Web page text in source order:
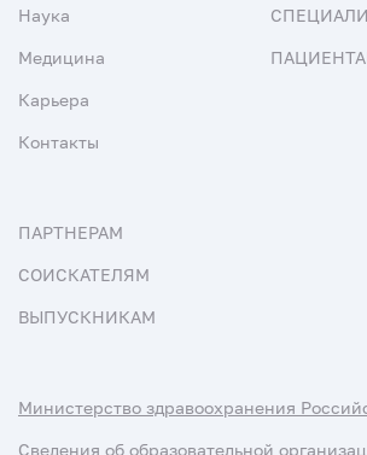
Наука
Медицина
Карьера
Контакты
ПАРТНЕРАМ
СОИСКАТЕЛЯМ
ВЫПУСКНИКАМ
Министерство здравоохранения
Сведения об образовательной